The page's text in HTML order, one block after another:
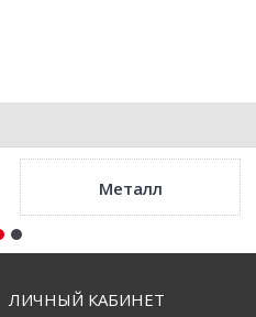
Металл
ЛИЧНЫЙ КАБИНЕТ